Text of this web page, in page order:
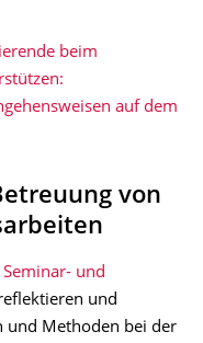
beim
auf dem
von
und
und
und Methoden bei der